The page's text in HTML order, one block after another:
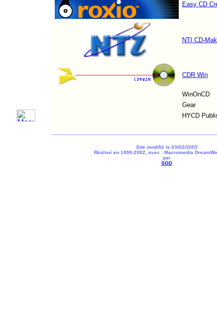
Easy CD
NTI CD-
CDR Win
WinOnCD
Gear
HYCD
Site modifié le 03/02/2003
Réalisé en 1999-2002, avec : Macromedia
par
SGD